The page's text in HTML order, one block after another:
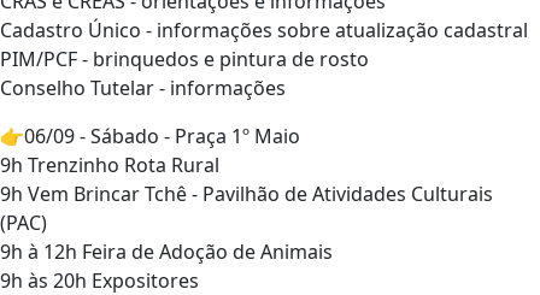
Cadastro Único - informações sobre atualização cadastral
PIM/PCF - brinquedos e pintura de rosto
Conselho Tutelar - informações
👉06/09 - Sábado - Praça 1º Maio
9h Trenzinho Rota Rural
9h Vem Brincar Tchê - Pavilhão de Atividades Culturais
(PAC)
9h à 12h Feira de Adoção de Animais
9h às 20h Expositores